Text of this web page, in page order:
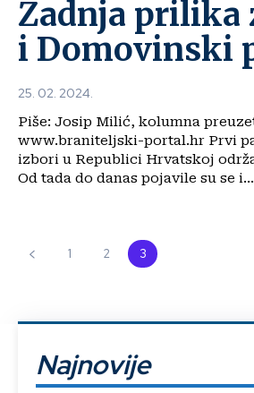
Zadnja prilika
i Domovinski
25. 02. 2024.
Piše: Josip Milić, kolumna
www.braniteljski-portal.hr Prvi parlamentarni
izbori u Republici Hrvatskoj
Od tada do danas pojavile su se i...
1 2 3
Najnovije